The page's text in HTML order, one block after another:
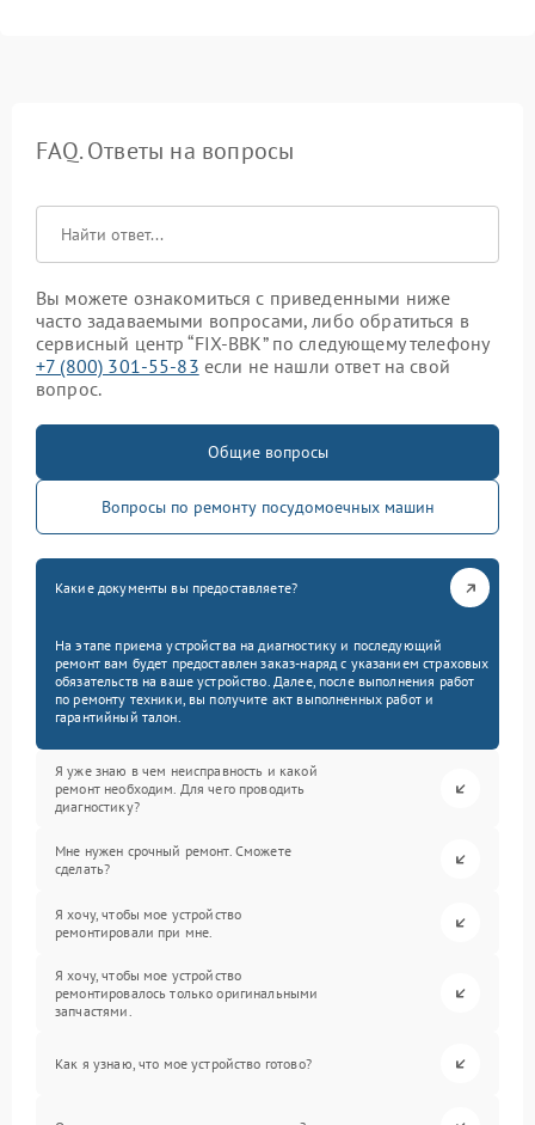
FAQ. Ответы на вопросы
Вы можете ознакомиться с приведенными ниже
часто задаваемыми вопросами, либо обратиться в
сервисный центр “FIX-BBK” по следующему телефону
+7 (800) 301-55-83 если не нашли ответ на свой
вопрос.
Общие вопросы
Вопросы по ремонту посудомоечных машин
Какие документы вы предоставляете?
На этапе приема устройства на диагностику и последующий
ремонт вам будет предоставлен заказ-наряд с указанием страховых
обязательств на ваше устройство. Далее, после выполнения работ
по ремонту техники, вы получите акт выполненных работ и
гарантийный талон.
Я уже знаю в чем неисправность и какой
ремонт необходим. Для чего проводить
диагностику?
Мне нужен срочный ремонт. Сможете
сделать?
Я хочу, чтобы мое устройство
ремонтировали при мне.
Я хочу, чтобы мое устройство
ремонтировалось только оригинальными
запчастями.
Как я узнаю, что мое устройство готово?